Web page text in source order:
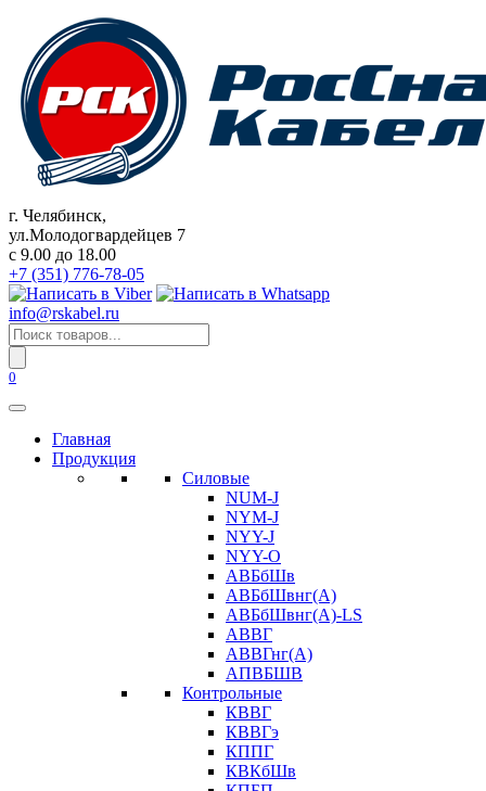
содержанию
г. Челябинск,
ул.Молодогвардейцев 7
c 9.00 до 18.00
+7 (351) 776-78-05
info@rskabel.ru
Поиск
товаров
0
Главная
Продукция
Силовые
NUM-J
NYM-J
NYY-J
NYY-O
АВБбШв
АВБбШвнг(А)
АВБбШвнг(А)-LS
АВВГ
АВВГнг(А)
АПВБШВ
Контрольные
КВВГ
КВВГэ
КППГ
КВКбШв